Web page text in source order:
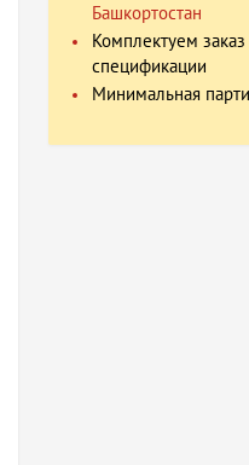
Башкортостан
Комплектуем
спецификации
Минимальная